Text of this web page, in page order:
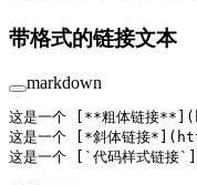
带格式的链接文本
markdown
这是一个 [ **粗体链接** ](
这是一个 [ *斜体链接* ](
这是一个 [
`代码样式链接`